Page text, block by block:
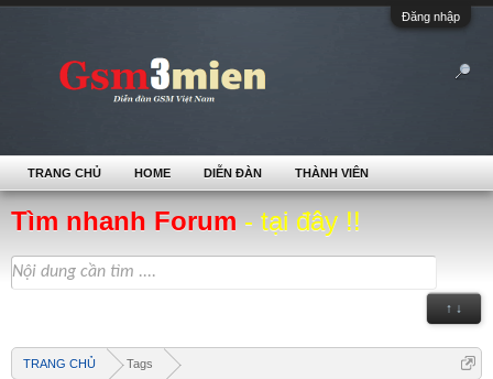
Đăng nhập
Tìm nhanh Forum - tại đây !!
↑ ↓
TRANG CHỦ Tags
TRANG CHỦ HOME DIỄN ĐÀN THÀNH VIÊN